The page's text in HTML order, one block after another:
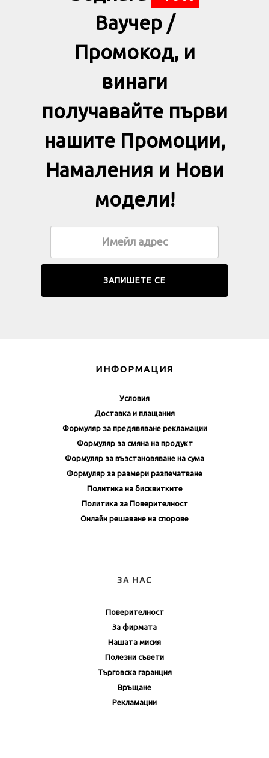
Ваучер /
Промокод, и
винаги
получавайте първи
нашите Промоции,
Намаления и Нови
модели!
ИНФОРМАЦИЯ
Условия
Доставка и плащания
Формуляр за предявяване рекламации
Формуляр за смяна на продукт
Формуляр за възстановяване на сума
Формуляр за размери разпечатване
Политика на бисквитките
Политика за Поверителност
Онлайн решаване на спорове
ЗА НАС
Поверителност
За фирмата
Нашата мисия
Полезни съвети
Търговска гаранция
Връщане
Рекламации